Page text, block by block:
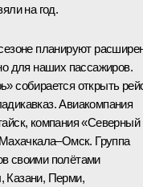
на год.
планируют
для наших пассажиров.
собирается открыть
Авиакомпания
компания «Северный
Группа
своими полётами
Казани, Перми,